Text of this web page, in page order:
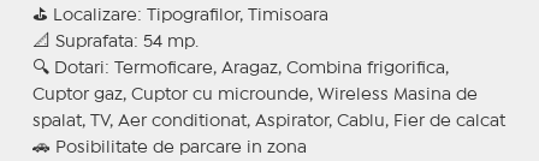
⛳ Localizare: Tipografilor, Timisoara
📐 Suprafata: 54 mp.
🔍 Dotari: Termoficare, Aragaz, Combina frigorifica,
Cuptor gaz, Cuptor cu microunde, Wireless Masina de
spalat, TV, Aer conditionat, Aspirator, Cablu, Fier de calcat
🚗 Posibilitate de parcare in zona